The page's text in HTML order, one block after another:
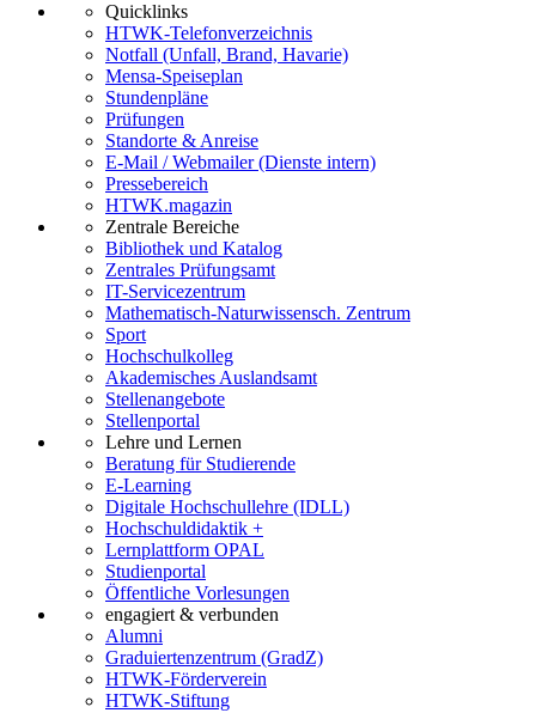
Quicklinks
HTWK-Telefonverzeichnis
Notfall (Unfall, Brand, Havarie)
Mensa-Speiseplan
Stundenpläne
Prüfungen
Standorte & Anreise
E-Mail / Webmailer (Dienste intern)
Pressebereich
HTWK.magazin
Zentrale Bereiche
Bibliothek und Katalog
Zentrales Prüfungsamt
IT-Servicezentrum
Mathematisch-Naturwissensch. Zentrum
Sport
Hochschulkolleg
Akademisches Auslandsamt
Stellenangebote
Stellenportal
Lehre und Lernen
Beratung für Studierende
E-Learning
Digitale Hochschullehre (IDLL)
Hochschuldidaktik +
Lernplattform OPAL
Studienportal
Öffentliche Vorlesungen
engagiert & verbunden
Alumni
Graduiertenzentrum (GradZ)
HTWK-Förderverein
HTWK-Stiftung